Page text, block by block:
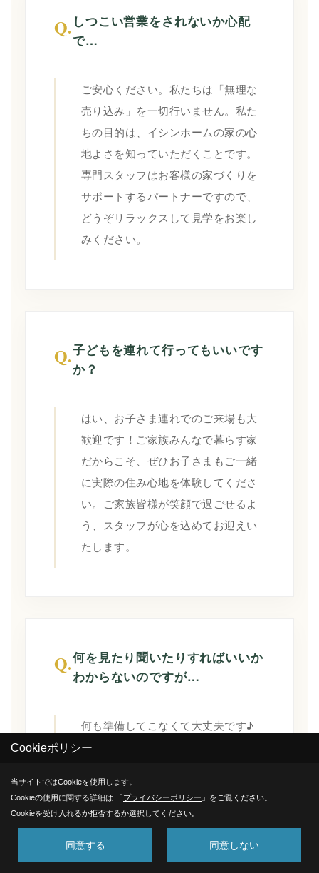
Q. しつこい営業をされないか心配
で…
ご安心ください。私たちは「無理な
売り込み」を一切行いません。私た
ちの目的は、イシンホームの家の心
地よさを知っていただくことです。
専門スタッフはお客様の家づくりを
サポートするパートナーですので、
どうぞリラックスして見学をお楽し
みください。
Q.子どもを連れて行ってもいいです
か？
はい、お子さま連れでのご来場も大
歓迎です！ご家族みんなで暮らす家
だからこそ、ぜひお子さまもご一緒
に実際の住み心地を体験してくださ
い。ご家族皆様が笑顔で過ごせるよ
う、スタッフが心を込めてお迎えい
たします。
Q.何を見たり聞いたりすればいいか
わからないのですが…
何も準備してこなくて大丈夫です♪
スタッフが間取りや設備のポイント
す。まずは「このリビング、落ち着
くね」「空気が爽やかだね」といっ
た, 感覚的な楽しさを掴んでいただく
のが一番です。
Cookieポリシー
当サイトではCookieを使用します。
Cookieの使用に関する詳細は 「プライバシーポリシー 」をご覧ください。
Cookieを受け入れるか拒否するか選択してください。
同意する 同意しない